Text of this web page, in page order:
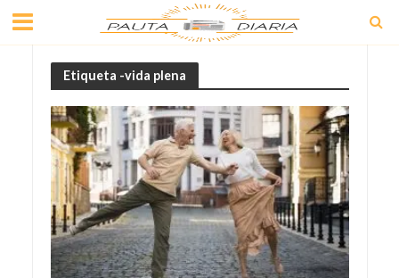
Etiqueta -vida plena